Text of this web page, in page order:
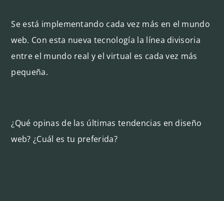
Se está implementando cada vez más en el mundo
web. Con esta nueva tecnología la línea divisoria
entre el mundo real y el virtual es cada vez más
pequeña.
¿Qué opinas de las últimas tendencias en diseño
web? ¿Cuál es tu preferida?